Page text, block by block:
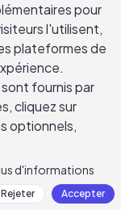
là où un
la façon
: quelle
quand
comment
se passe
d'autre. La
du dialogue
Une fois
pour
l'utilisent,
plateformes de
fournis par
cliquez sur
optionnels,
d'informations
Rejeter Accepter